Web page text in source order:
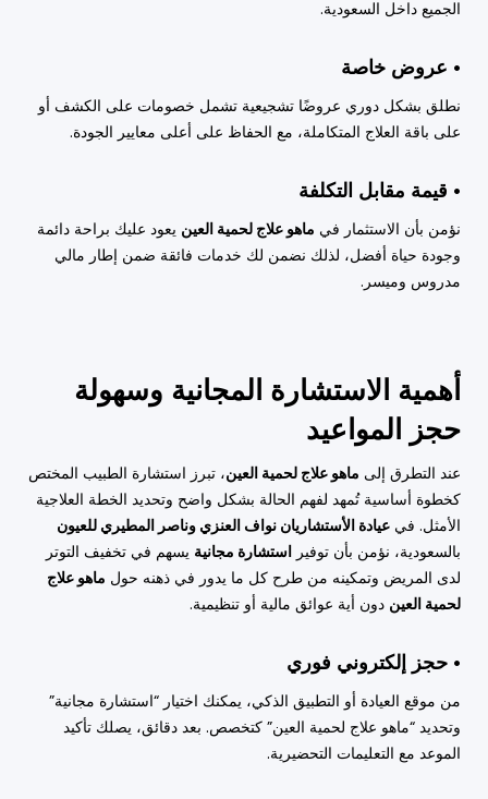
الجميع داخل السعودية.
• عروض خاصة
نطلق بشكل دوري عروضًا تشجيعية تشمل خصومات على الكشف أو
على باقة العلاج المتكاملة، مع الحفاظ على أعلى معايير الجودة.
• قيمة مقابل التكلفة
نؤمن بأن الاستثمار في ماهو علاج لحمية العين يعود عليك براحة دائمة
وجودة حياة أفضل، لذلك نضمن لك خدمات فائقة ضمن إطار مالي
مدروس وميسر.
أهمية الاستشارة المجانية وسهولة
حجز المواعيد
عند التطرق إلى ماهو علاج لحمية العين، تبرز استشارة الطبيب المختص
كخطوة أساسية تُمهد لفهم الحالة بشكل واضح وتحديد الخطة العلاجية
الأمثل. في عيادة الأستشاريان نواف العنزي وناصر المطيري للعيون
بالسعودية، نؤمن بأن توفير استشارة مجانية يسهم في تخفيف التوتر
لدى المريض وتمكينه من طرح كل ما يدور في ذهنه حول ماهو علاج
لحمية العين دون أية عوائق مالية أو تنظيمية.
• حجز إلكتروني فوري
من موقع العيادة أو التطبيق الذكي، يمكنك اختيار “استشارة مجانية”
وتحديد “ماهو علاج لحمية العين” كتخصص. بعد دقائق، يصلك تأكيد
الموعد مع التعليمات التحضيرية.